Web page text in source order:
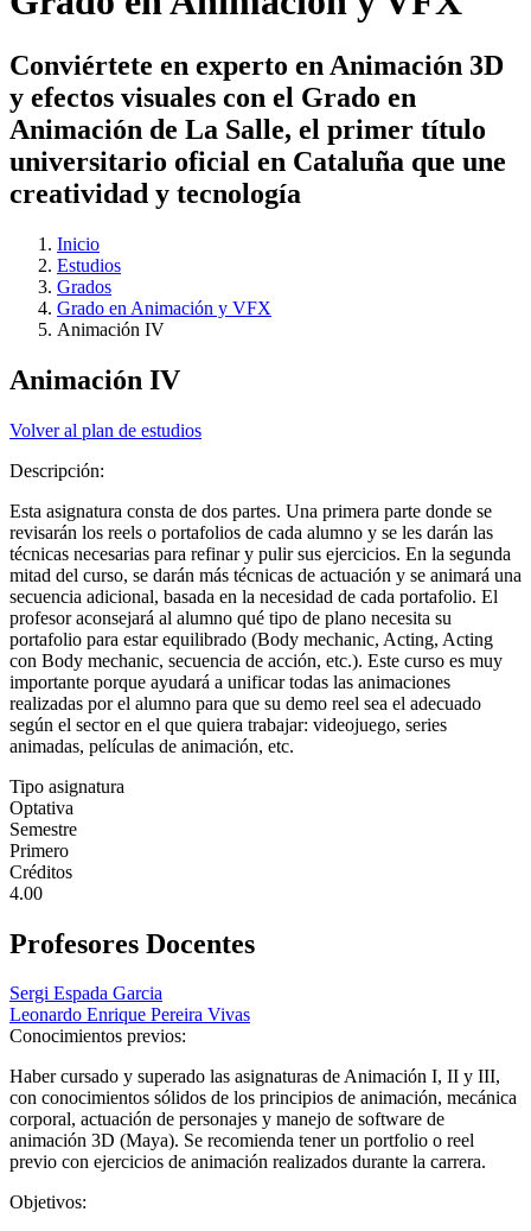
Conviértete en experto en Animación 3D
y efectos visuales con el Grado en
Animación de La Salle, el primer título
universitario oficial en Cataluña que une
creatividad y tecnología
Inicio
Estudios
Grados
Grado en Animación y VFX
Animación IV
Animación IV
Volver al plan de estudios
Descripción:
Esta asignatura consta de dos partes. Una primera parte donde se
revisarán los reels o portafolios de cada alumno y se les darán las
técnicas necesarias para refinar y pulir sus ejercicios. En la segunda
mitad del curso, se darán más técnicas de actuación y se animará una
secuencia adicional, basada en la necesidad de cada portafolio. El
profesor aconsejará al alumno qué tipo de plano necesita su
portafolio para estar equilibrado (Body mechanic, Acting, Acting
con Body mechanic, secuencia de acción, etc.). Este curso es muy
importante porque ayudará a unificar todas las animaciones
realizadas por el alumno para que su demo reel sea el adecuado
según el sector en el que quiera trabajar: videojuego, series
animadas, películas de animación, etc.
Tipo asignatura
Optativa
Semestre
Primero
Créditos
4.00
Profesores Docentes
Sergi Espada Garcia
Leonardo Enrique Pereira Vivas
Conocimientos previos:
Haber cursado y superado las asignaturas de Animación I, II y III,
con conocimientos sólidos de los principios de animación, mecánica
corporal, actuación de personajes y manejo de software de
animación 3D (Maya). Se recomienda tener un portfolio o reel
previo con ejercicios de animación realizados durante la carrera.
Objetivos: